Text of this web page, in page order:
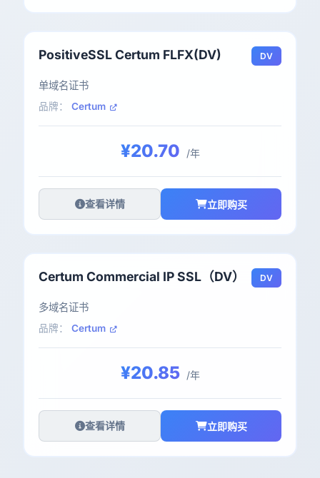
PositiveSSL Certum FLFX(DV) DV
单域名证书
品牌： Certum
¥20.70 /年
查看详情 立即购买
Certum Commercial IP SSL（DV） DV
多域名证书
品牌： Certum
¥20.85 /年
查看详情 立即购买